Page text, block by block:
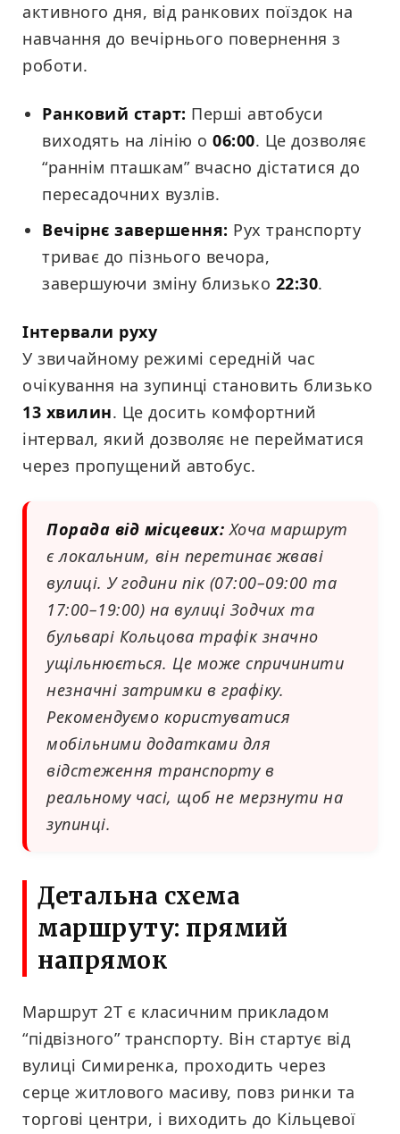
активного дня, від ранкових поїздок на
навчання до вечірнього повернення з
роботи.
Ранковий старт: Перші автобуси
виходять на лінію о 06:00. Це дозволяє
“раннім пташкам” вчасно дістатися до
пересадочних вузлів.
Вечірнє завершення: Рух транспорту
триває до пізнього вечора,
завершуючи зміну близько 22:30.
Інтервали руху
У звичайному режимі середній час
очікування на зупинці становить близько
13 хвилин. Це досить комфортний
інтервал, який дозволяє не перейматися
через пропущений автобус.
Порада від місцевих: Хоча маршрут
є локальним, він перетинає жваві
вулиці. У години пік (07:00–09:00 та
17:00–19:00) на вулиці Зодчих та
бульварі Кольцова трафік значно
ущільнюється. Це може спричинити
незначні затримки в графіку.
Рекомендуємо користуватися
мобільними додатками для
відстеження транспорту в
реальному часі, щоб не мерзнути на
зупинці.
Детальна схема
маршруту: прямий
напрямок
Маршрут 2Т є класичним прикладом
“підвізного” транспорту. Він стартує від
вулиці Симиренка, проходить через
серце житлового масиву, повз ринки та
торгові центри, і виходить до Кільцевої